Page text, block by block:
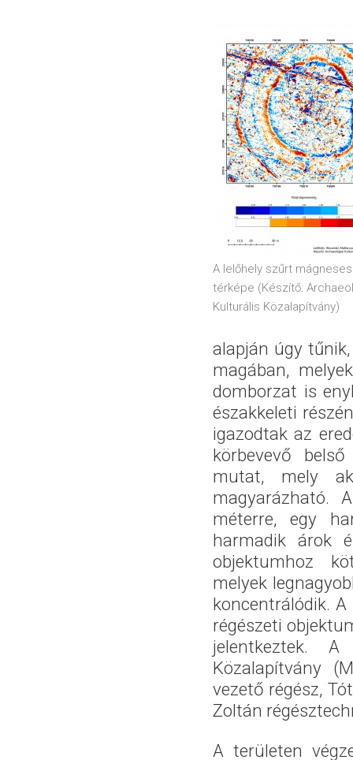
A lelőhely szűrt
térképe (Készítő:
Kulturális Közalapítvány)
alapján úgy
magában,
domborzat is
északkeleti
igazodtak az
körbevevő
mutat, mely
magyarázható.
méterre, egy
harmadik árok
objektumhoz
melyek
koncentrálódik.
régészeti
jelentkeztek.
Közalapítvány
vezető régész,
Zoltán
A területen